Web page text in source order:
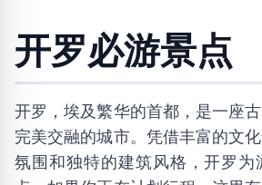
开罗必游景点
开罗，埃及繁华的首都，是一座
完美交融的城市。凭借丰富的文
氛围和独特的建筑风格，开罗为